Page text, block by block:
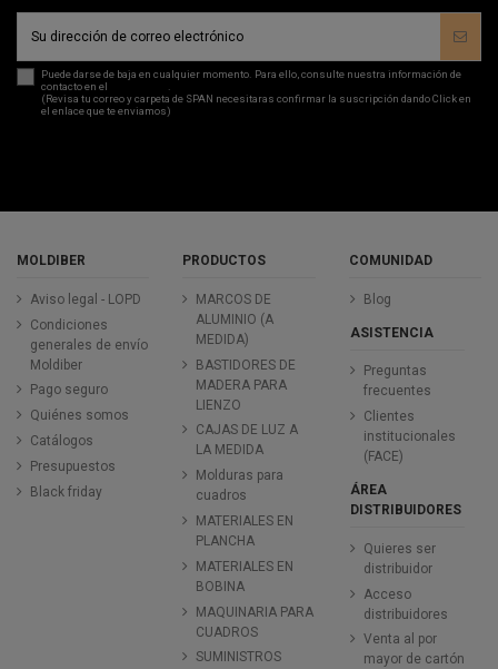
Puede darse de baja en cualquier momento. Para ello, consulte nuestra información de
contacto en el
(Revisa tu correo y carpeta de SPAN necesitaras confirmar la suscripción dando Click en
el enlace que te enviamos)
MOLDIBER
Aviso legal - LOPD
Condiciones
generales de envío
Moldiber
Pago seguro
Quiénes somos
Catálogos
Presupuestos
Black friday
PRODUCTOS
MARCOS DE
ALUMINIO (A
MEDIDA)
BASTIDORES DE
MADERA PARA
LIENZO
CAJAS DE LUZ A
LA MEDIDA
Molduras para
cuadros
MATERIALES EN
PLANCHA
MATERIALES EN
BOBINA
MAQUINARIA PARA
CUADROS
SUMINISTROS
COMUNIDAD
Blog
ASISTENCIA
Preguntas
frecuentes
Clientes
institucionales
(FACE)
ÁREA
DISTRIBUIDORES
Quieres ser
distribuidor
Acceso
distribuidores
Venta al por
mayor de cartón